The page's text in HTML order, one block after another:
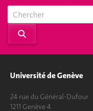
Université de Genève
24 rue du Général-Dufour
1211 Genève 4